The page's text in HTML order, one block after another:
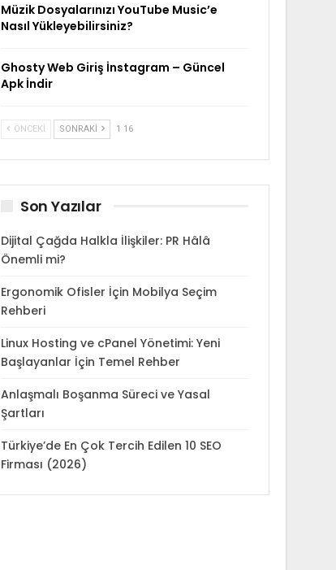
Müzik Dosyalarınızı YouTube Music’e
Nasıl Yükleyebilirsiniz?
Ghosty Web Giriş İnstagram – Güncel
Apk İndir
ÖNCEKI SONRAKI 1 16
Son Yazılar
Dijital Çağda Halkla İlişkiler: PR Hâlâ
Önemli mi?
Ergonomik Ofisler İçin Mobilya Seçim
Rehberi
Linux Hosting ve cPanel Yönetimi: Yeni
Başlayanlar İçin Temel Rehber
Anlaşmalı Boşanma Süreci ve Yasal
Şartları
Türkiye’de En Çok Tercih Edilen 10 SEO
Firması (2026)